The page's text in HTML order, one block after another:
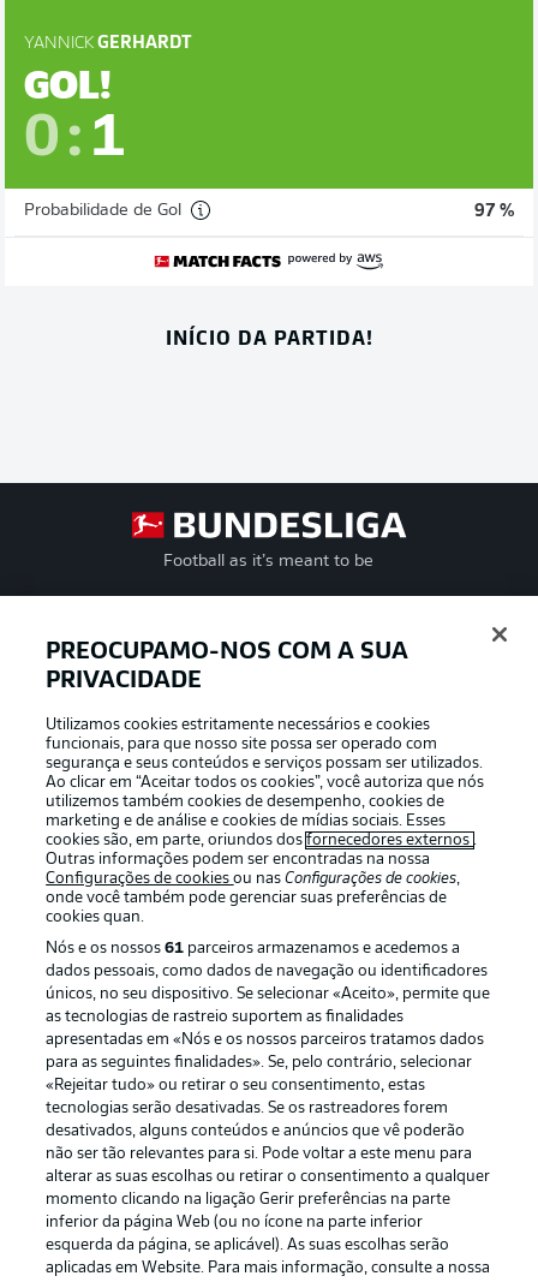
YANNICK GERHARDT
GOL!
0 : 1
Probabilidade de Gol 97 %
INÍCIO DA PARTIDA!
Football as it’s meant to be
APLICATIVO DA BUNDESLIGA
Oferecido por
Publicidade Avisos legais
Gerir preferências Aviso de privacidade
Emissoras
Trabalhe conosco Marca
Contato Jogadores
PREOCUPAMO-NOS COM A SUA
PRIVACIDADE
Utilizamos cookies estritamente necessários e cookies
funcionais, para que nosso site possa ser operado com
segurança e seus conteúdos e serviços possam ser utilizados.
Ao clicar em “Aceitar todos os cookies”, você autoriza que nós
utilizemos também cookies de desempenho, cookies de
marketing e de análise e cookies de mídias sociais. Esses
cookies são, em parte, oriundos dosfornecedores externos .
Outras informações podem ser encontradas na nossa
Configurações de cookiesou nasConfigurações de cookies,
onde você também pode gerenciar suas preferências de
cookies quan.
Nós e os nossos61 parceiros armazenamos e acedemos a
dados pessoais, como dados de navegação ou identificadores
únicos, no seu dispositivo. Se selecionar «Aceito», permite que
as tecnologias de rastreio suportem as finalidades
apresentadas em «Nós e os nossos parceiros tratamos dados
para as seguintes finalidades». Se, pelo contrário, selecionar
«Rejeitar tudo» ou retirar o seu consentimento, estas
tecnologias serão desativadas. Se os rastreadores forem
desativados, alguns conteúdos e anúncios que vê poderão
não ser tão relevantes para si. Pode voltar a este menu para
alterar as suas escolhas ou retirar o consentimento a qualquer
momento clicando na ligação Gerir preferências na parte
inferior da página Web (ou no ícone na parte inferior
esquerda da página, se aplicável). As suas escolhas serão
aplicadas em Website. Para mais informação, consulte a nossa